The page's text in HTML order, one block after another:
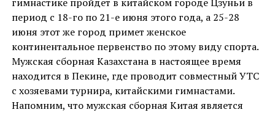
период с 18-го по 21-е июня этого года, а 25-28
июня этот же город примет женское
континентальное первенство по этому виду спорта.
Мужская сборная Казахстана в настоящее время
находится в Пекине, где проводит совместный УТС
с хозяевами турнира, китайскими гимнастами.
Напомним, что мужская сборная Китая является